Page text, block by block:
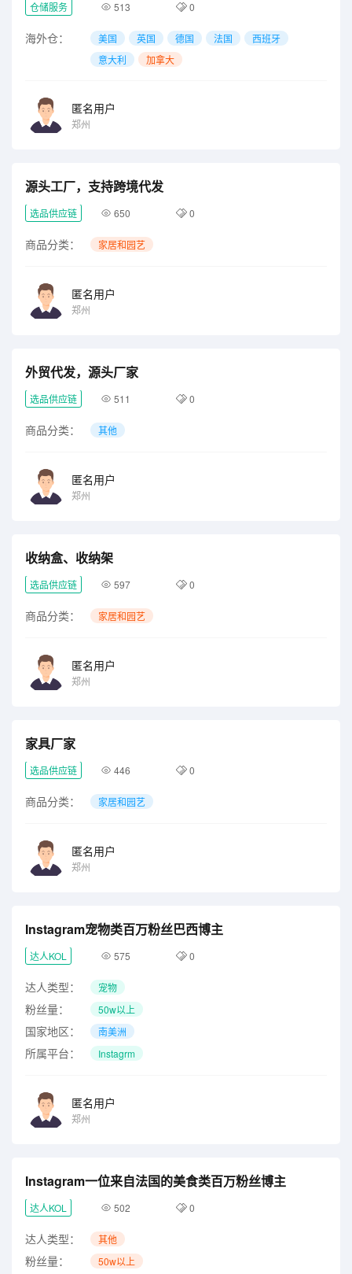
仓储服务 513 0
海外仓： 美国 英国 德国 法国
西班牙
意大利
加拿大
匿名用户
郑州
源头工厂，支持跨境代发
选品供应链 650 0
商品分类： 家居和园艺
匿名用户
郑州
外贸代发，源头厂家
选品供应链 511 0
商品分类： 其他
匿名用户
郑州
收纳盒、收纳架
选品供应链 597 0
商品分类： 家居和园艺
匿名用户
郑州
家具厂家
选品供应链 446 0
商品分类： 家居和园艺
匿名用户
郑州
Instagram宠物类百万粉丝巴西博主
达人KOL 575 0
达人类型： 宠物
粉丝量： 50w以上
国家地区： 南美洲
所属平台： Instagrm
匿名用户
郑州
Instagram一位来自法国的美食类百万粉丝博主
达人KOL 502 0
达人类型： 其他
粉丝量： 50w以上